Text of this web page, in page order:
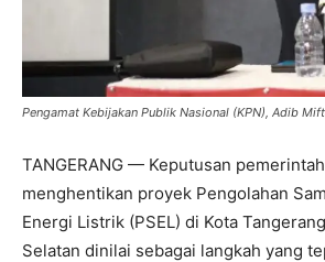
Pengamat Kebijakan Publik Nasional (KPN), Adib
TANGERANG — Keputusan
menghentikan proyek Pengolahan
Energi Listrik (PSEL) di Kota
Selatan dinilai sebagai langkah yang